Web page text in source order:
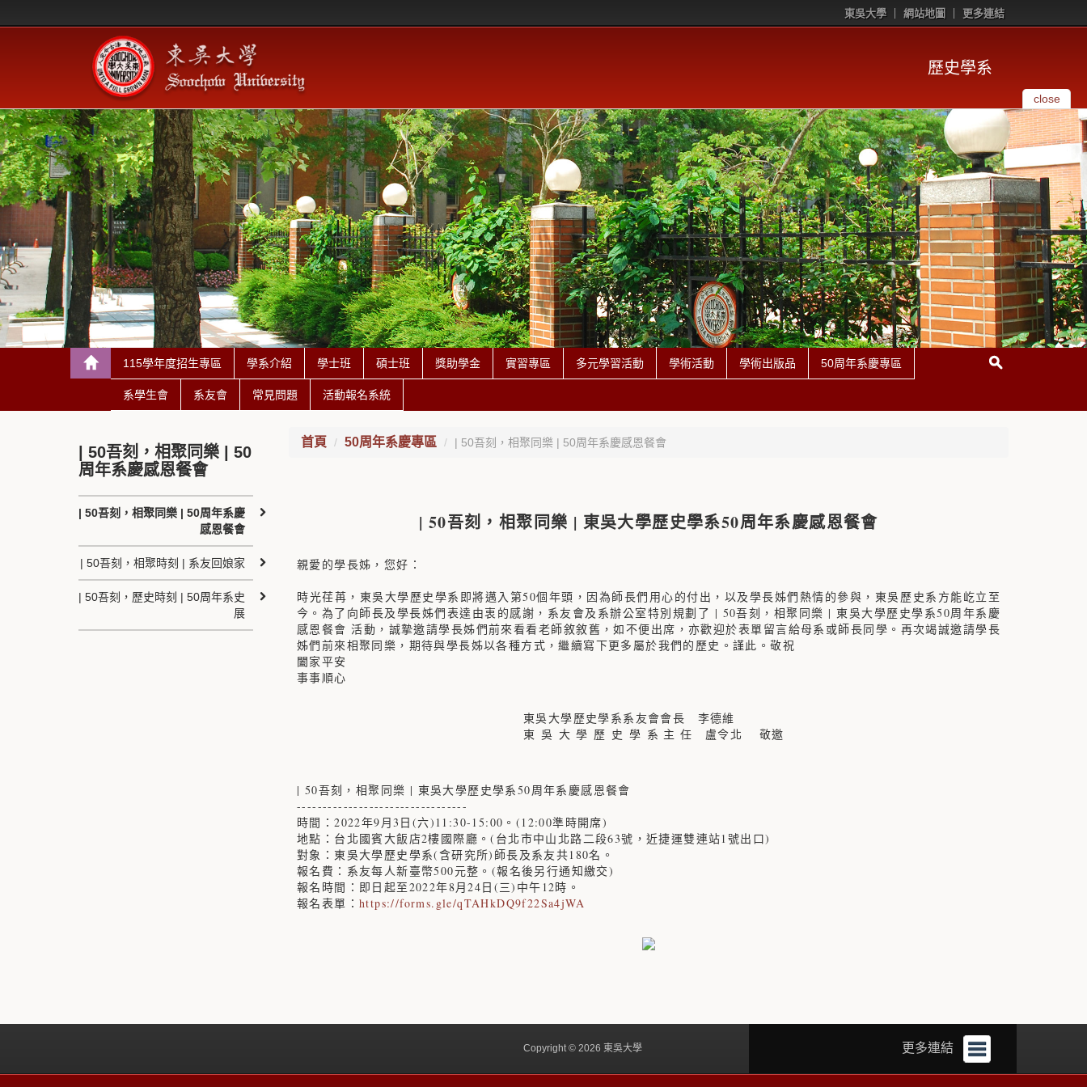
東吳大學 網站地圖 更多連結
歷史學系
close
115學年度招生專區 學系介紹 學士班 碩士班 獎助學金 實習專區 多元學習活動 學術活動 學術出版品 50周年系慶專區
系學生會 系友會 常見問題 活動報名系統
首頁 50周年系慶專區 | 50吾刻，相聚同樂 | 50周年系慶感恩餐會
| 50吾刻，相聚同樂 | 東吳大學歷史學系50周年系慶感恩餐會
親愛的學長姊，您好：
時光荏苒，東吳大學歷史學系即將邁入第50個年頭，因為師長們用心的付出，以及學長姊們熱情的參與，東吳歷史系方能屹立至
今。為了向師長及學長姊們表達由衷的感謝，系友會及系辦公室特別規劃了 | 50吾刻，相聚同樂 | 東吳大學歷史學系50周年系慶
感恩餐會 活動，誠摯邀請學長姊們前來看看老師敘敘舊，如不便出席，亦歡迎於表單留言給母系或師長同學。再次竭誠邀請學長
姊們前來相聚同樂，期待與學長姊以各種方式，繼續寫下更多屬於我們的歷史。謹此。敬祝
闔家平安
事事順心
東吳大學歷史學系系友會會長 李德維
東 吳 大 學 歷 史 學 系 主 任 盧令北 敬邀
| 50吾刻，相聚同樂 | 東吳大學歷史學系50周年系慶感恩餐會
---------------------------------
時間：2022年9月3日(六)11:30-15:00。(12:00準時開席)
地點：台北國賓大飯店2樓國際廳。(台北市中山北路二段63號，近捷運雙連站1號出口)
對象：東吳大學歷史學系(含研究所)師長及系友共180名。
報名費：系友每人新臺幣500元整。(報名後另行通知繳交)
報名時間：即日起至2022年8月24日(三)中午12時。
報名表單： https://forms.gle/qTAHkDQ9f22Sa4jWA
| 50吾刻，相聚同樂 | 50
周年系慶感恩餐會
| 50吾刻，相聚同樂 | 50周年系慶
感恩餐會
| 50吾刻，相聚時刻 | 系友回娘家
| 50吾刻，歷史時刻 | 50周年系史
展
更多連結
Copyright © 2026 東吳大學